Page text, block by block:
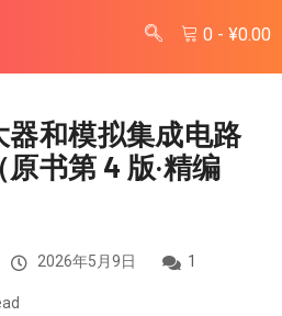
0 - ¥0.00
器和模拟集成电路
书第 4 版·精编
2026年5月9日 1